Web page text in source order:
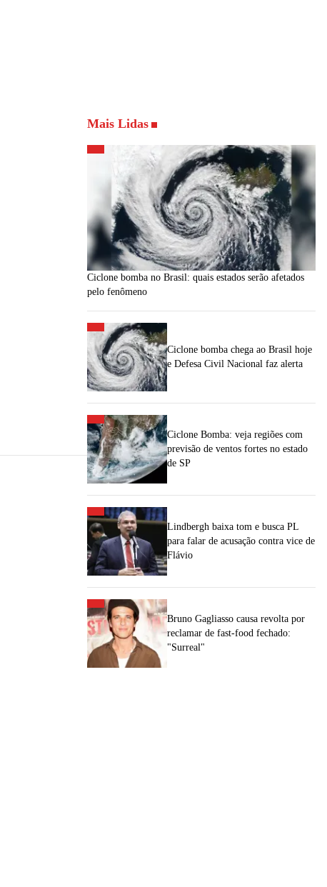
Mais Lidas
Ciclone bomba no Brasil: quais estados serão afetados
pelo fenômeno
Ciclone bomba chega ao Brasil hoje
e Defesa Civil Nacional faz alerta
Ciclone Bomba: veja regiões com
previsão de ventos fortes no estado
de SP
Lindbergh baixa tom e busca PL
para falar de acusação contra vice de
Flávio
Bruno Gagliasso causa revolta por
reclamar de fast-food fechado:
"Surreal"